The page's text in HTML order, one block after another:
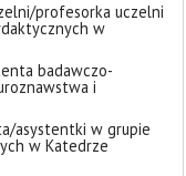
profesorka uczelni
w
badawczo-
i
asystentki w grupie
w Katedrze